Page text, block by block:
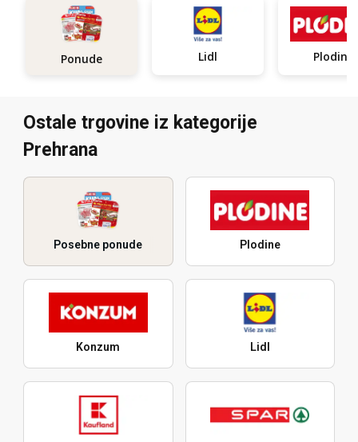
Ponude Lidl Plodine
Ostale trgovine iz kategorije
Prehrana
Posebne ponude Plodine
Konzum Lidl